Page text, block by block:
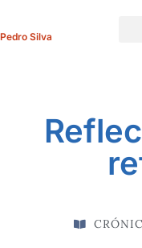
Pedro Silva